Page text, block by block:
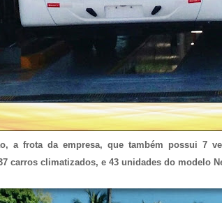
a frota da empresa, que também possui 7
carros climatizados, e 43 unidades do modelo